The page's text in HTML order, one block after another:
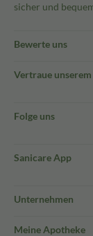
sicher und
Bewerte uns
Vertraue
Folge uns
Sanicare App
Unternehmen
Meine Apotheke